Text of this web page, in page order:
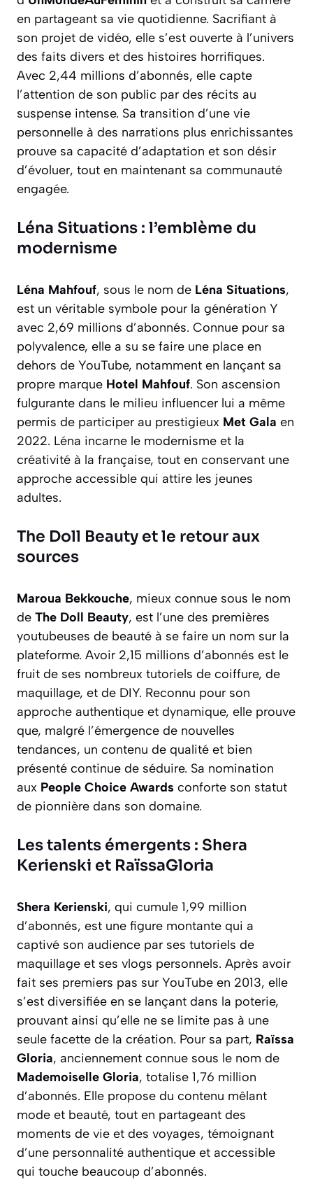
en partageant sa vie quotidienne. Sacrifiant à
son projet de vidéo, elle s’est ouverte à l’univers
des faits divers et des histoires horrifiques.
Avec 2,44 millions d’abonnés, elle capte
l’attention de son public par des récits au
suspense intense. Sa transition d’une vie
personnelle à des narrations plus enrichissantes
prouve sa capacité d’adaptation et son désir
d’évoluer, tout en maintenant sa communauté
engagée.
Léna Situations : l’emblème du
modernisme
Léna Mahfouf, sous le nom de Léna Situations,
est un véritable symbole pour la génération Y
avec 2,69 millions d’abonnés. Connue pour sa
polyvalence, elle a su se faire une place en
dehors de YouTube, notamment en lançant sa
propre marque Hotel Mahfouf. Son ascension
fulgurante dans le milieu influencer lui a même
permis de participer au prestigieux Met Gala en
2022. Léna incarne le modernisme et la
créativité à la française, tout en conservant une
approche accessible qui attire les jeunes
adultes.
The Doll Beauty et le retour aux
sources
Maroua Bekkouche, mieux connue sous le nom
de The Doll Beauty, est l’une des premières
youtubeuses de beauté à se faire un nom sur la
plateforme. Avoir 2,15 millions d’abonnés est le
fruit de ses nombreux tutoriels de coiffure, de
maquillage, et de DIY. Reconnu pour son
approche authentique et dynamique, elle prouve
que, malgré l’émergence de nouvelles
tendances, un contenu de qualité et bien
présenté continue de séduire. Sa nomination
aux People Choice Awards conforte son statut
de pionnière dans son domaine.
Les talents émergents : Shera
Kerienski et RaïssaGloria
Shera Kerienski, qui cumule 1,99 million
d’abonnés, est une figure montante qui a
captivé son audience par ses tutoriels de
maquillage et ses vlogs personnels. Après avoir
fait ses premiers pas sur YouTube en 2013, elle
s’est diversifiée en se lançant dans la poterie,
prouvant ainsi qu’elle ne se limite pas à une
seule facette de la création. Pour sa part, Raïssa
Gloria, anciennement connue sous le nom de
Mademoiselle Gloria, totalise 1,76 million
d’abonnés. Elle propose du contenu mêlant
mode et beauté, tout en partageant des
moments de vie et des voyages, témoignant
d’une personnalité authentique et accessible
qui touche beaucoup d’abonnés.